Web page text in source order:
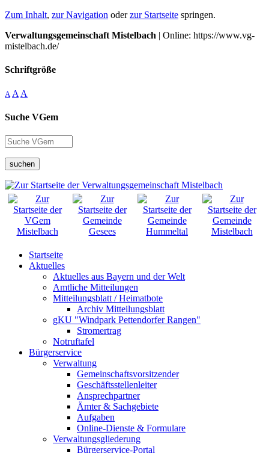
Zum Inhalt, zur Navigation oderzur Startseite springen.
Verwaltungsgemeinschaft Mistelbach | Online: https://www.vg-
mistelbach.de/
Schriftgröße
A A A
Suche VGem
suchen
Startseite
Aktuelles
Aktuelles aus Bayern und der Welt
Amtliche Mitteilungen
Mitteilungsblatt / Heimatbote
Archiv Mitteilungsblatt
gKU "Windpark Pettendorfer Rangen"
Stromertrag
Notruftafel
Bürgerservice
Verwaltung
Gemeinschaftsvorsitzender
Geschäftsstellenleiter
Ansprechpartner
Ämter & Sachgebiete
Aufgaben
Online-Dienste & Formulare
Verwaltungsgliederung
Bürgerservice-Portal